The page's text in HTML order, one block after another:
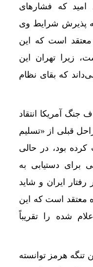
امید که فشارهای
پذیرش شرایط وی
است که این
زیرا تهران این
که بقای نظام
جنگ آمریکا انتقاد
قبلی از «تسلیم
بود، در حالی
برای دستیابی به
رفتار ایران و شاید
معتقد است که این
شده را تقریباً
تنگه هرمز توانسته